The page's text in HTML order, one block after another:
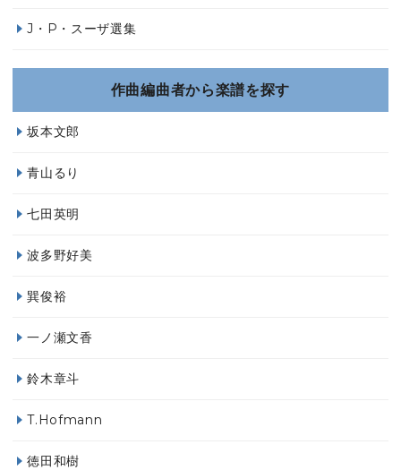
J・P・スーザ選集
作曲編曲者から楽譜を探す
坂本文郎
青山るり
七田英明
波多野好美
巽俊裕
一ノ瀬文香
鈴木章斗
T.Hofmann
徳田和樹